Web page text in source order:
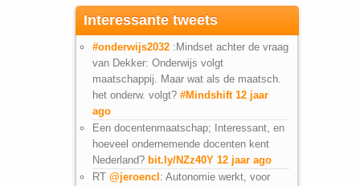
Interessante tweets
#onderwijs2032 :Mindset achter de vraag
van Dekker: Onderwijs volgt
maatschappij. Maar wat als de maatsch.
het onderw. volgt? #Mindshift 12 jaar
ago
Een docentenmaatschap; Interessant, en
hoeveel ondernemende docenten kent
Nederland? bit.ly/NZz40Y 12 jaar ago
RT @jeroencl: Autonomie werkt, voor